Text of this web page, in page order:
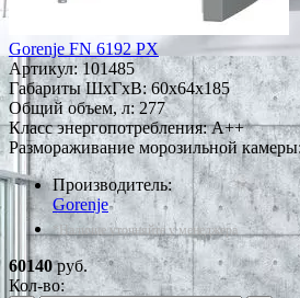
Gorenje FN 6192 PX
Артикул:101485
Габариты ШxГxВ: 60x64x185
Общий объем, л: 277
Класс энергопотребления: A++
Размораживание морозильной
Производитель:
Gorenje
*Наличие уточняйте у менеджера
60140руб.
Кол-во: